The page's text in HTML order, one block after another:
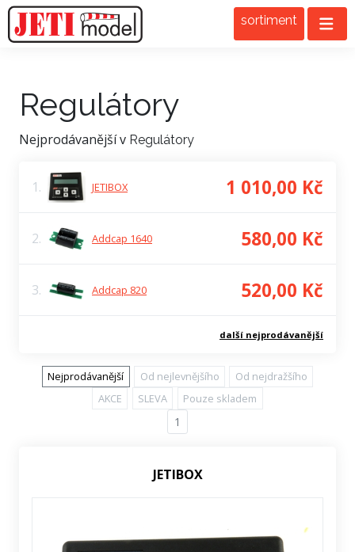
sortiment
Regulátory
Nejprodávanější v Regulátory
1. JETIBOX 1 010,00 Kč
2. Addcap 1640 580,00 Kč
3. Addcap 820 520,00 Kč
další nejprodávanější
Nejprodávanější Od nejlevnějšího
Od nejdražšího
AKCE
SLEVA Pouze skladem
1
JETIBOX